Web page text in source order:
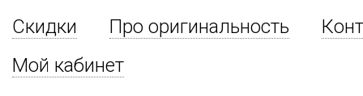
Скидки
Про оригинальность
Мой кабинет